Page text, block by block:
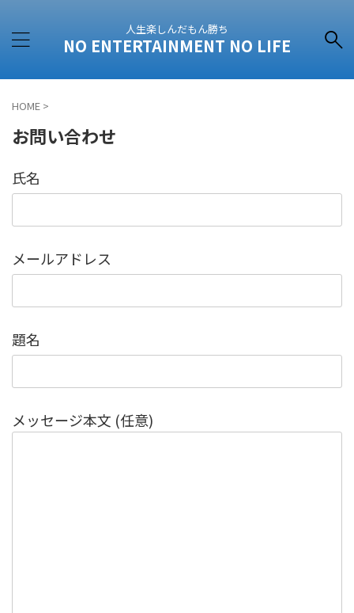
人生楽しんだもん勝ち
NO ENTERTAINMENT NO LIFE
HOME >
お問い合わせ
氏名
メールアドレス
題名
メッセージ本文 (任意)